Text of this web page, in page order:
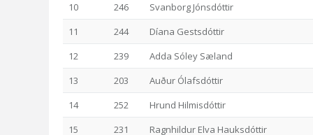
10
246
Svanborg Jónsdóttir
11
244
Díana Gestsdóttir
12
239
Adda Sóley Sæland
13
203
Auður Ólafsdóttir
14
252
Hrund Hilmisdóttir
15
231
Ragnhildur Elva Hauksdóttir